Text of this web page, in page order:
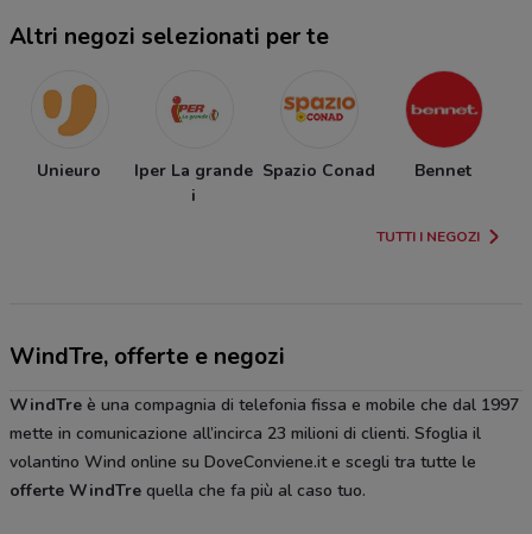
Altri negozi selezionati per te
Unieuro
Iper La grande
i
Spazio Conad Bennet
TUTTI I NEGOZI
WindTre, offerte e negozi
WindTre è una compagnia di telefonia fissa e mobile che dal 1997
mette in comunicazione all’incirca 23 milioni di clienti. Sfoglia il
volantino Wind online su DoveConviene.it e scegli tra tutte le
offerte WindTre quella che fa più al caso tuo.